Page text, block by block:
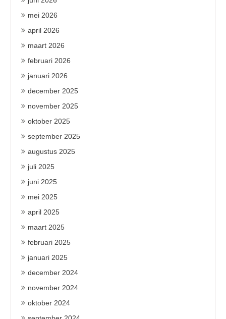
mei 2026
april 2026
maart 2026
februari 2026
januari 2026
december 2025
november 2025
oktober 2025
september 2025
augustus 2025
juli 2025
juni 2025
mei 2025
april 2025
maart 2025
februari 2025
januari 2025
december 2024
november 2024
oktober 2024